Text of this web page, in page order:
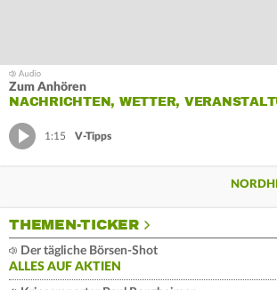
Zum Anhören
NACHRICHTEN, WETTER,
1:15 V-Tipps
THEMEN-TICKER
Der tägliche Börsen-Shot
ALLES AUF AKTIEN